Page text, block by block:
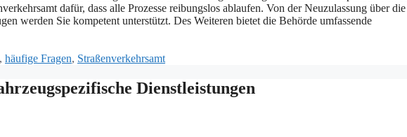
dafür, dass alle Prozesse reibungslos ablaufen. Von der Neuzulassung über die
werden Sie kompetent unterstützt. Des Weiteren bietet die Behörde umfassende
, häufige Fragen, Straßenverkehrsamt
Dienstleistungen